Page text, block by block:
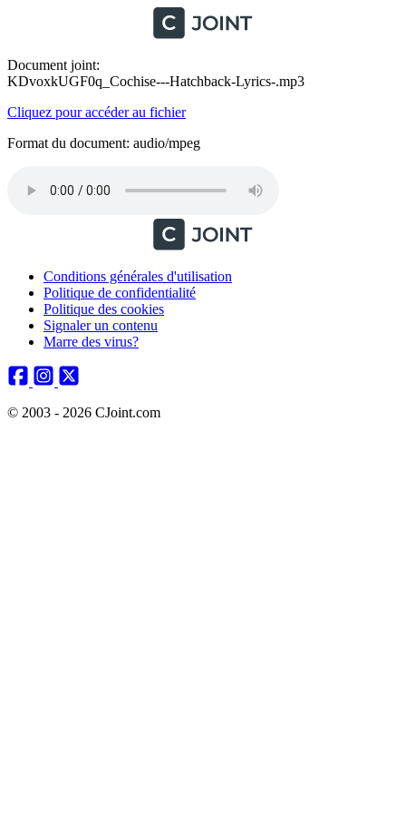
Document joint:
KDvoxkUGF0q_Cochise---Hatchback-Lyrics-.mp3
Cliquez pour accéder au fichier
Format du document: audio/mpeg
Conditions générales d'utilisation
Politique de confidentialité
Politique des cookies
Signaler un contenu
Marre des virus?
© 2003 - 2026 CJoint.com